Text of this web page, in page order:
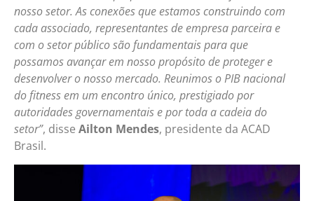
nosso setor. As conexões que estamos construindo com
cada associado, representantes de empresa parceira e
com o setor público são fundamentais para que
possamos avançar em nosso propósito de proteger e
desenvolver o nosso mercado. Reunimos o PIB nacional
do fitness em um encontro único, prestigiado por
autoridades governamentais e por toda a cadeia do
setor”, disse Ailton Mendes, presidente da ACAD
Brasil.